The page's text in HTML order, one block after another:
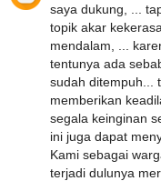
saya dukung, ...
topik akar
mendalam, ...
tentunya ada
sudah ditempuh...
memberikan
segala keinginan
ini juga dapat
Kami sebagai
terjadi dulunya